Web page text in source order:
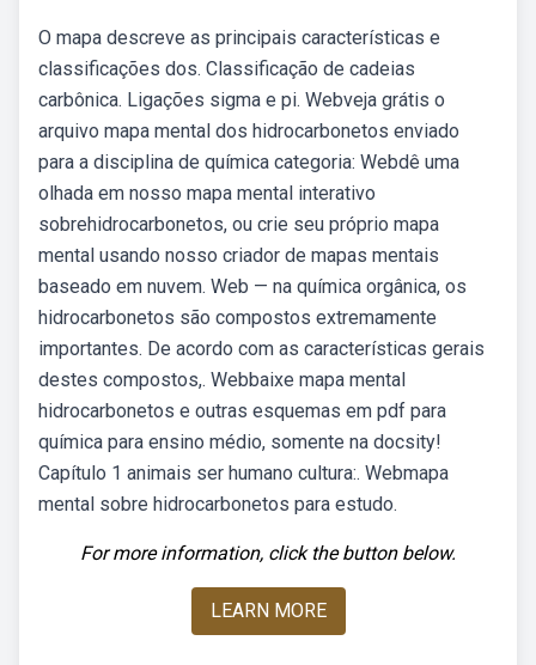
O mapa descreve as principais características e
classificações dos. Classificação de cadeias
carbônica. Ligações sigma e pi. Webveja grátis o
arquivo mapa mental dos hidrocarbonetos enviado
para a disciplina de química categoria: Webdê uma
olhada em nosso mapa mental interativo
sobrehidrocarbonetos, ou crie seu próprio mapa
mental usando nosso criador de mapas mentais
baseado em nuvem. Web — na química orgânica, os
hidrocarbonetos são compostos extremamente
importantes. De acordo com as características gerais
destes compostos,. Webbaixe mapa mental
hidrocarbonetos e outras esquemas em pdf para
química para ensino médio, somente na docsity!
Capítulo 1 animais ser humano cultura:. Webmapa
mental sobre hidrocarbonetos para estudo.
For more information, click the button below.
LEARN MORE